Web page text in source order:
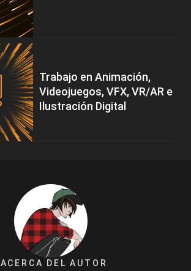
Trabajo en Animación,
Videojuegos, VFX, VR/AR e
Ilustración Digital
ACERCA DEL AUTOR